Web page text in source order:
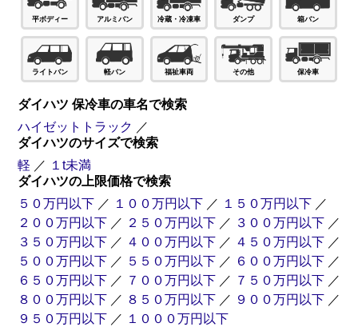
平ボディー アルミバン 冷蔵・冷凍車 ダンプ 箱バン
ライトバン 軽バン 福祉車両 その他 保冷車
ダイハツ 保冷車の車名で検索
ハイゼットトラック ／
ダイハツのサイズで検索
軽 ／ １t未満
ダイハツの上限価格で検索
５０万円以下 ／ １００万円以下 ／ １５０万円以下 ／
２００万円以下 ／ ２５０万円以下 ／ ３００万円以下 ／
３５０万円以下 ／ ４００万円以下 ／ ４５０万円以下 ／
５００万円以下 ／ ５５０万円以下 ／ ６００万円以下 ／
６５０万円以下 ／ ７００万円以下 ／ ７５０万円以下 ／
８００万円以下 ／ ８５０万円以下 ／ ９００万円以下 ／
９５０万円以下 ／ １０００万円以下